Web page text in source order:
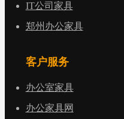
IT公司家具
郑州办公家具
客户服务
办公室家具
办公家具网